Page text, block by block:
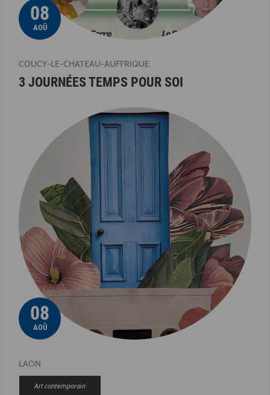
08
AOÛ
COUCY-LE-CHATEAU-AUFFRIQUE
3 JOURNÉES TEMPS POUR SOI
08
AOÛ
LAON
Art contemporain